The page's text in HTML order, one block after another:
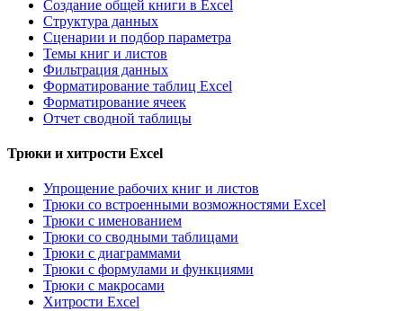
Создание общей книги в Excel
Структура данных
Сценарии и подбор параметра
Темы книг и листов
Фильтрация данных
Форматирование таблиц Excel
Форматирование ячеек
Отчет сводной таблицы
Трюки и хитрости Excel
Упрощение рабочих книг и листов
Трюки со встроенными возможностями Excel
Трюки с именованием
Трюки со сводными таблицами
Трюки с диаграммами
Трюки с формулами и функциями
Трюки с макросами
Хитрости Excel